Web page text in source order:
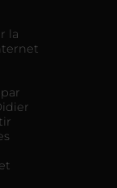
la